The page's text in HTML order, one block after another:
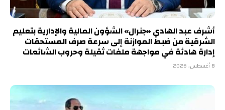
أشرف عبد الهادي «جنرال» الشؤون المالية والإدارية بتعليم
الشرقية من ضبط الموازنة إلى سرعة صرف المستحقات
إدارة هادئة في مواجهة ملفات ثقيلة وحروب الشائعات
8 أغسطس، 2026